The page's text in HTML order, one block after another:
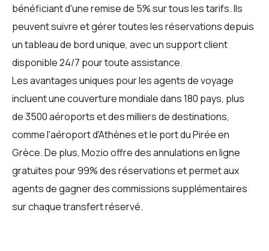
bénéficiant d'une remise de 5% sur tous les tarifs. Ils
peuvent suivre et gérer toutes les réservations depuis
un tableau de bord unique, avec un support client
disponible 24/7 pour toute assistance.
Les avantages uniques pour lesagents de voyage
incluent une couverture mondiale dans 180 pays, plus
de 3500 aéroports et des milliers de destinations,
comme l'aéroport d'Athènes et le port du Pirée en
Grèce. De plus, Mozio offre des annulations en ligne
gratuites pour 99% des réservations et permet aux
agents de gagner des commissions supplémentaires
sur chaque transfert réservé.